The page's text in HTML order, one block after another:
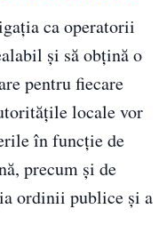
ca operatorii
și să obțină o
pentru fiecare
locale vor
în funcție de
precum și de
ordinii publice și a